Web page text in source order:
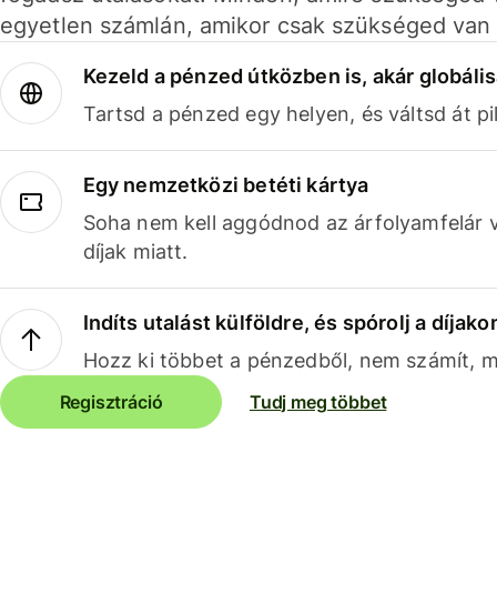
egyetlen számlán, amikor csak szükséged van
Kezeld a pénzed útközben is, akár
Tartsd a pénzed egy helyen, és váltsd át
Egy nemzetközi betéti kártya
Soha nem kell aggódnod az árfolyamfelár
díjak miatt.
Indíts utalást külföldre, és spórolj a
Hozz ki többet a pénzedből, nem számít,
Regisztráció Tudj meg többet